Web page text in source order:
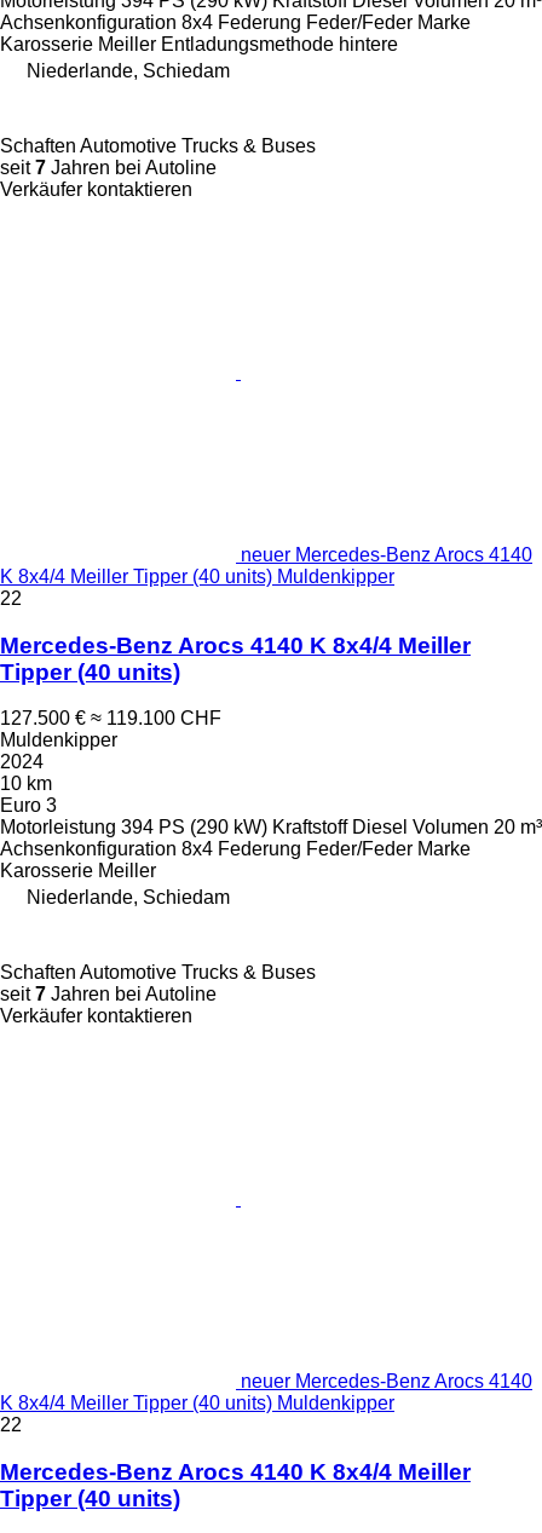
Achsenkonfiguration 8x4 Federung Feder/Feder Marke
Karosserie Meiller Entladungsmethode hintere
Niederlande, Schiedam
Schaften Automotive Trucks & Buses
seit7 Jahren bei Autoline
Verkäufer kontaktieren
neuer Mercedes-Benz Arocs 4140
K 8x4/4 Meiller Tipper (40 units) Muldenkipper
22
Mercedes-Benz Arocs 4140 K 8x4/4 Meiller
Tipper (40 units)
127.500 € ≈ 119.100 CHF
Muldenkipper
2024
10 km
Euro 3
Motorleistung 394 PS (290 kW) Kraftstoff Diesel Volumen 20 m³
Achsenkonfiguration 8x4 Federung Feder/Feder Marke
Karosserie Meiller
Niederlande, Schiedam
Schaften Automotive Trucks & Buses
seit7 Jahren bei Autoline
Verkäufer kontaktieren
neuer Mercedes-Benz Arocs 4140
K 8x4/4 Meiller Tipper (40 units) Muldenkipper
22
Mercedes-Benz Arocs 4140 K 8x4/4 Meiller
Tipper (40 units)